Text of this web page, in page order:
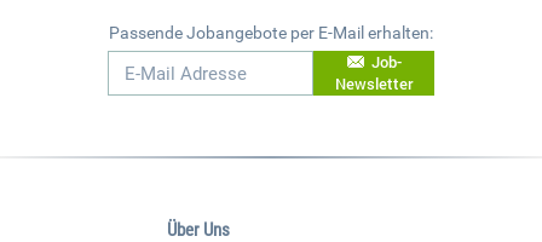
Passende Jobangebote per E-Mail erhalten:
Job-
Newsletter
Über Uns